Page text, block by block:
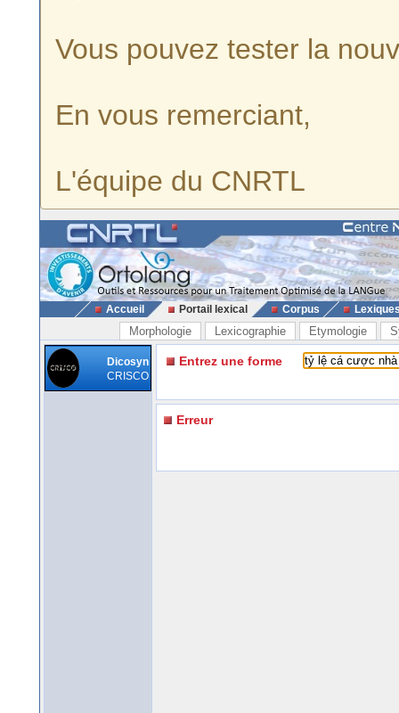
Vous pouvez tester la
En vous remerciant,
L'équipe du CNRTL
Accueil Portail lexical Corpus
Morphologie Lexicographie Etymologie
Dicosyn
CRISCO
Entrez une forme
Erreur